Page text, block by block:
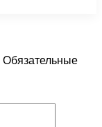
Обязательные